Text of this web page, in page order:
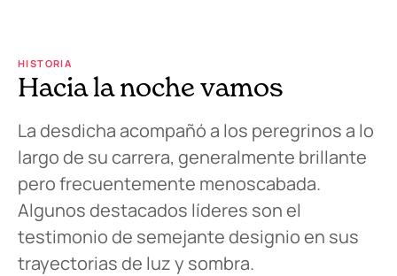
HISTORIA
Hacia la noche vamos
La desdicha acompañó a los peregrinos a lo
largo de su carrera, generalmente brillante
pero frecuentemente menoscabada.
Algunos destacados líderes son el
testimonio de semejante designio en sus
trayectorias de luz y sombra.